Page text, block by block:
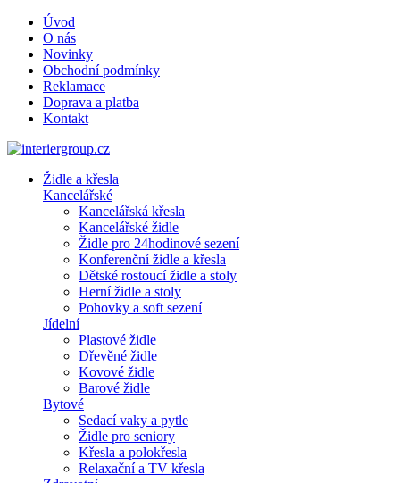
Úvod
O nás
Novinky
Obchodní podmínky
Reklamace
Doprava a platba
Kontakt
Židle a křesla
Kancelářské
Kancelářská křesla
Kancelářské židle
Židle pro 24hodinové sezení
Konferenční židle a křesla
Dětské rostoucí židle a stoly
Herní židle a stoly
Pohovky a soft sezení
Jídelní
Plastové židle
Dřevěné židle
Kovové židle
Barové židle
Bytové
Sedací vaky a pytle
Židle pro seniory
Křesla a polokřesla
Relaxační a TV křesla